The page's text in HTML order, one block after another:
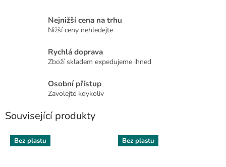
Nejnižší cena na trhu
Nižší ceny nehledejte
Rychlá doprava
Zboží skladem expedujeme ihned
Osobní přístup
Zavolejte kdykoliv
Související produkty
Bez plastu Bez plastu